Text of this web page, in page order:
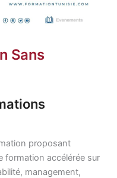
Sans
proposant
formation accélérée sur
management,